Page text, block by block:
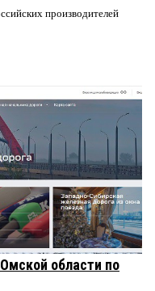
производителей
области по